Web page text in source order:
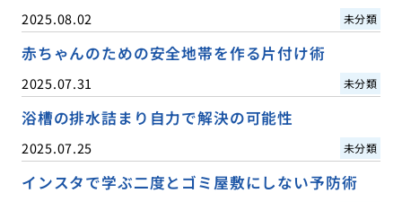
2025.08.02 未分類
赤ちゃんのための安全地帯を作る片付け術
2025.07.31 未分類
浴槽の排水詰まり自力で解決の可能性
2025.07.25 未分類
インスタで学ぶ二度とゴミ屋敷にしない予防術